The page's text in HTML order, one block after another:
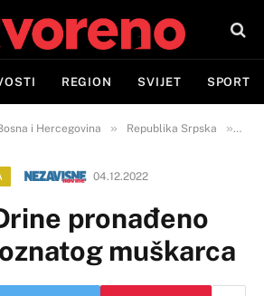
REGION SVIJET SPORT
i Hercegovina » Republika Srpska »
04.12.2022
pronađeno
muškarca